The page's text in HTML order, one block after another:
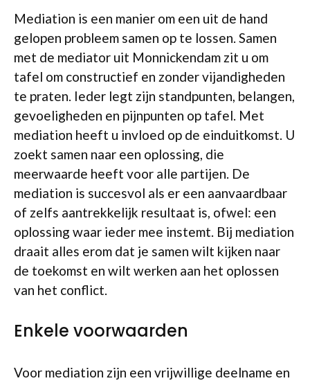
Mediation is een manier om een uit de hand
gelopen probleem samen op te lossen. Samen
met de mediator uit Monnickendam zit u om
tafel om constructief en zonder vijandigheden
te praten. Ieder legt zijn standpunten, belangen,
gevoeligheden en pijnpunten op tafel. Met
mediation heeft u invloed op de einduitkomst. U
zoekt samen naar een oplossing, die
meerwaarde heeft voor alle partijen. De
mediation is succesvol als er een aanvaardbaar
of zelfs aantrekkelijk resultaat is, ofwel: een
oplossing waar ieder mee instemt. Bij mediation
draait alles erom dat je samen wilt kijken naar
de toekomst en wilt werken aan het oplossen
van het conflict.
Enkele voorwaarden
Voor mediation zijn een vrijwillige deelname en